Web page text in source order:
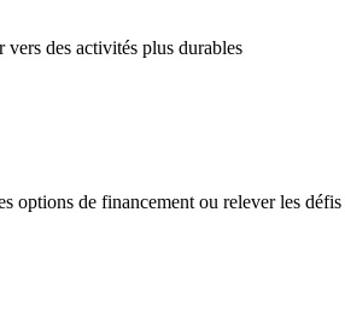
des activités plus durables
options de financement ou relever les défis